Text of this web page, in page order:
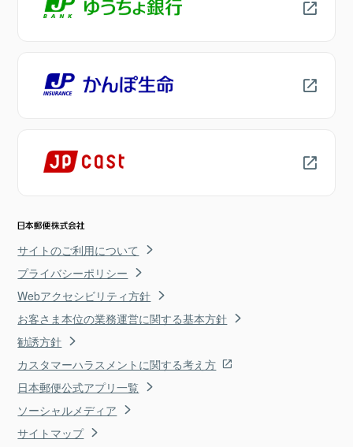
サイトのご利用について
プライバシーポリシー
Webアクセシビリティ方針
お客さま本位の業務運営に関する基本方針
勧誘方針
カスタマーハラスメントに関する考え方
日本郵便公式アプリ一覧
ソーシャルメディア
サイトマップ